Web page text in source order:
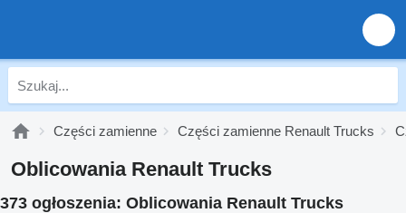
Części zamienne Części zamienne Renault Trucks
Oblicowania Renault Trucks
373 ogłoszenia: Oblicowania Renault Trucks